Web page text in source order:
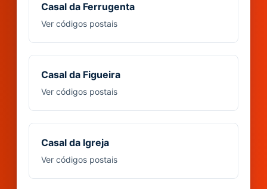
Casal da Ferrugenta
Ver códigos postais
Casal da Figueira
Ver códigos postais
Casal da Igreja
Ver códigos postais